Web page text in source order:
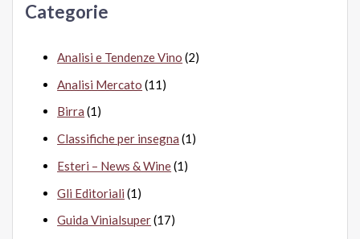
:Categorie
Analisi e Tendenze Vino (2)
Analisi Mercato (11)
Birra (1)
Classifiche per insegna (1)
Esteri – News & Wine(1)
Gli Editoriali (1)
Guida Vinialsuper(17)